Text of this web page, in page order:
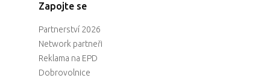
Zapojte se
Partnerství 2026
Network partneři
Reklama na EPD
Dobrovolnice